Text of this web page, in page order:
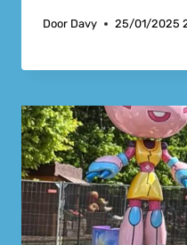
Door Davy 25/01/2025